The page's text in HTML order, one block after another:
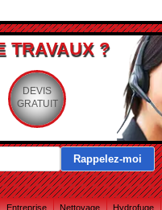
TRAVAUX ?
DEVIS
GRATUIT
Entreprise
Nettoyage
Hydrofuge